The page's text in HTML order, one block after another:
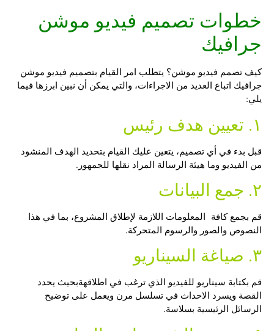
خطوات تصميم فيديو موشن
جرافيك
كيف تصمم فيديو موشن؟ يتطلب امر القيام بتصميم فيديو موشن
جرافيك اتباع العديد من الاجراءات، والتي يمكن أن نبين ابرزها فيما
يلي:
١. تعيين هدف رئيس
قبل بدء في أي تصميم، يتعين عليك القيام بتحديد الهدف المنشود
من الفيديو وما هيئة الرسالة المراد نقلها للجمهور.
٢. جمع البيانات
قم بجمع كافة المعلومات اللازمة لإطلاق المشروع، بما في هذا
النصوص والصور والرسوم المتحركة.
٣. صياغة السيناريو
قم بكتابة سيناريو للفيديو الذي ترغب في اطلاقهةبحيث يحدد
القصة ويسرد الاحداث في تسلسل مرن ويعمل على توضيح
الرسائل الرئيسية بسلاسة.